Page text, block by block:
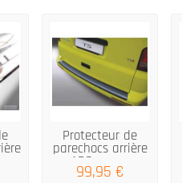
Protecteur de
parechocs arrière
ABS pour...
99,95 €